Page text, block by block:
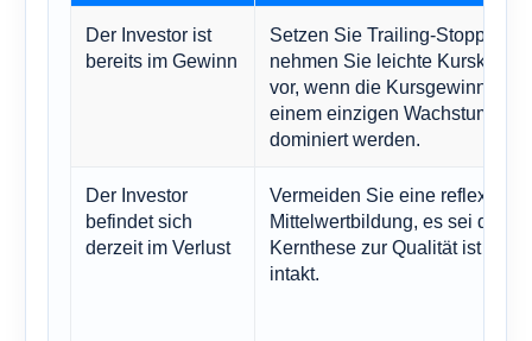
Der Investor ist
bereits im Gewinn
Setzen Sie Trailing-Stopps
nehmen Sie leichte
vor, wenn die Kursgewinne von
einem einzigen
dominiert werden.
Der Investor
befindet sich
derzeit im Verlust
Vermeiden Sie eine
Mittelwertbildung, es sei denn,
Kernthese zur Qualität ist noch
intakt.